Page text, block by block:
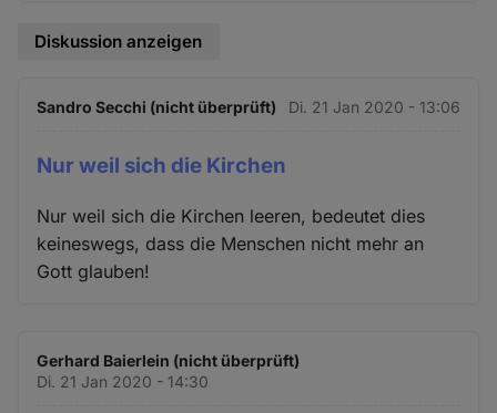
Diskussion anzeigen
Sandro Secchi (nicht überprüft) Di. 21 Jan 2020 - 13:06
Nur weil sich die Kirchen
Nur weil sich die Kirchen leeren, bedeutet dies
keineswegs, dass die Menschen nicht mehr an
Gott glauben!
Gerhard Baierlein (nicht überprüft)
Di. 21 Jan 2020 - 14:30